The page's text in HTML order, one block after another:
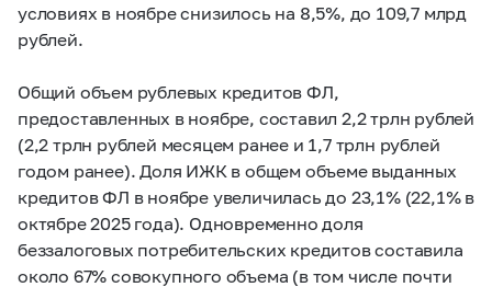
условиях в ноябре снизилось на 8,5%, до 109,7 млрд
рублей.
Общий объем рублевых кредитов ФЛ,
предоставленных в ноябре, составил 2,2 трлн рублей
(2,2 трлн рублей месяцем ранее и 1,7 трлн рублей
годом ранее). Доля ИЖК в общем объеме выданных
кредитов ФЛ в ноябре увеличилась до 23,1% (22,1% в
октябре 2025 года). Одновременно доля
беззалоговых потребительских кредитов составила
около 67% совокупного объема (в том числе почти